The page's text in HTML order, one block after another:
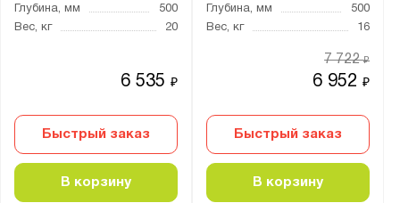
Глубина, мм
500
Вес, кг
20
6 535₽
Быстрый заказ
В корзину
Глубина, мм
500
Вес, кг
16
6 952₽
7 722₽
Быстрый заказ
В корзину
Form
ML